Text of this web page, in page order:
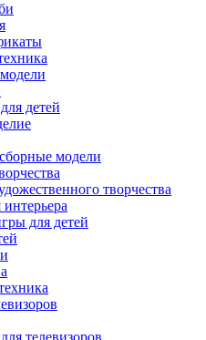
детей
модели
творчества
для детей
телевизоров